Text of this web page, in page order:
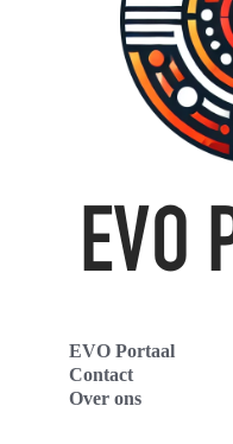
EVO Portaal
Contact
Over ons